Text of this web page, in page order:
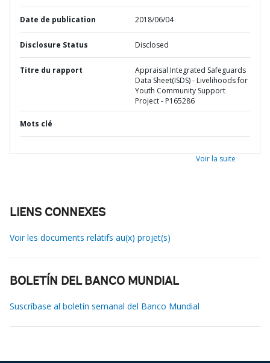
Date de publication 2018/06/04
Disclosure Status Disclosed
Titre du rapport
Appraisal Integrated Safeguards
Data Sheet(ISDS) - Livelihoods for
Youth Community Support
Project - P165286
Mots clé
Voir la suite
LIENS CONNEXES
Voir les documents relatifs au(x) projet(s)
BOLETÍN DEL BANCO MUNDIAL
Suscríbase al boletín semanal del Banco Mundial